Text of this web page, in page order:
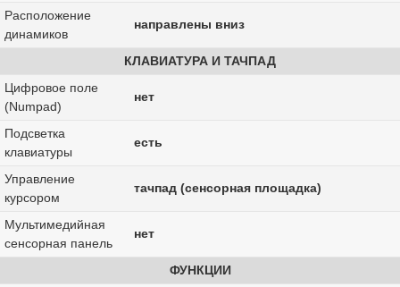
Расположение
динамиков
направлены вниз
КЛАВИАТУРА И ТАЧПАД
Цифровое поле
(Numpad)
нет
Подсветка
клавиатуры
есть
Управление
курсором
тачпад (сенсорная площадка)
Мультимедийная
сенсорная панель
нет
ФУНКЦИИ